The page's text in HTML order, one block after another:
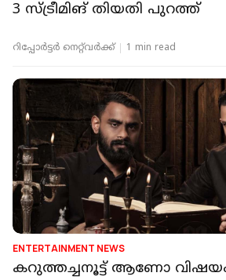
3 സ്ട്രീമിങ് തിയതി പുറത്ത്
റിപ്പോർട്ടർ നെറ്റ്‌വര്‍ക്ക്‌ 1 min read
ENTERTAINMENT NEWS
കറുത്തച്ചനൂട്ട് ആണോ